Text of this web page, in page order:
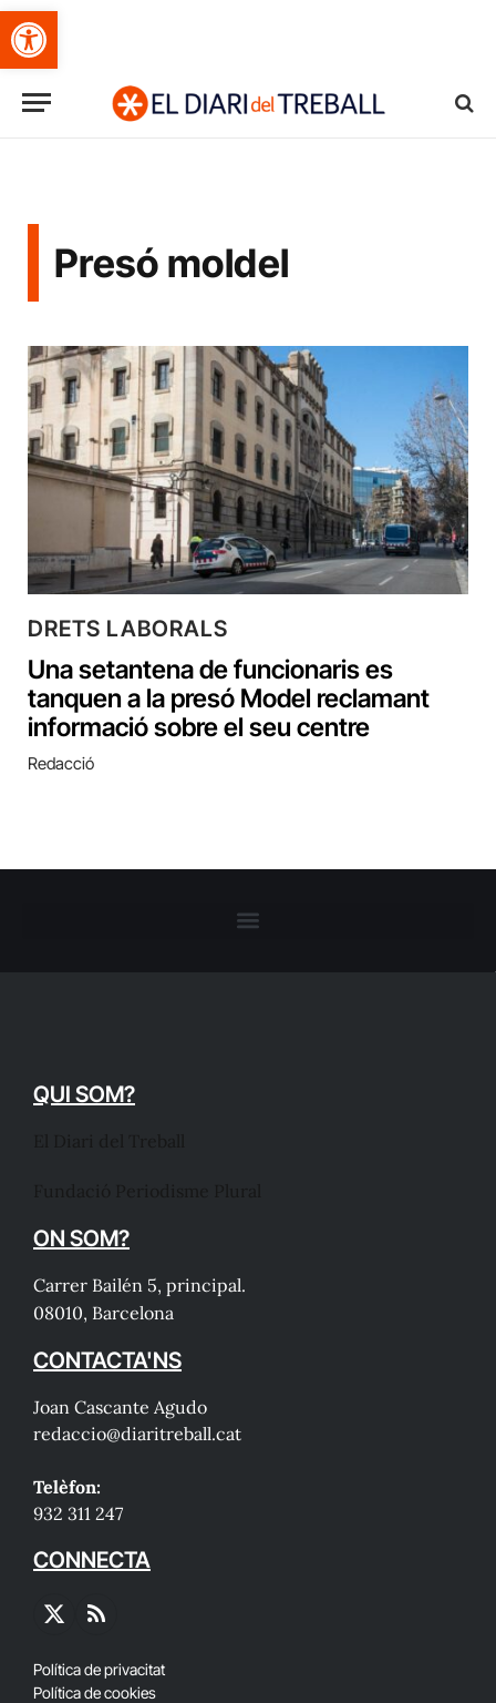
Obre la barra d'eines
Presó moldel
DRETS LABORALS
Una setantena de funcionaris es
tanquen a la presó Model reclamant
informació sobre el seu centre
Redacció
QUI SOM?
ON SOM?
Carrer Bailén 5, principal.
08010, Barcelona
CONTACTA'NS
Joan Cascante Agudo
redaccio@diaritreball.cat
Telèfon:
932 311 247
CONNECTA
X
RSS
Política de privacitat
Política de cookies